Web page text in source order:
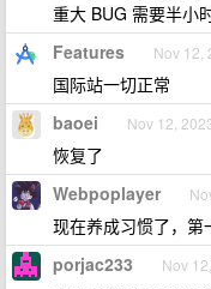
重大 BUG 需要半小
Features Nov 12,
国际站一切正常
baoei Nov 12,
恢复了
Webpoplayer
现在养成习惯了，
porjac233 Nov